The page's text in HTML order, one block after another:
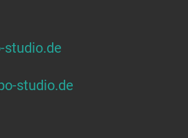
studio.de
studio.de